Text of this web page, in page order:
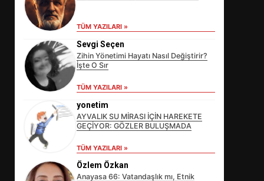
TÜM YAZILARI »
Sevgi Seçen
Zihin Yönetimi Hayatı Nasıl Değiştirir?
İşte O Sır
TÜM YAZILARI »
yonetim
AYVALIK SU MİRASI İÇİN HAREKETE
GEÇİYOR: GÖZLER BULUŞMADA
TÜM YAZILARI »
Özlem Özkan
Anayasa 66: Vatandaşlık mı, Etnik
3
SÜRDÜRÜLEBİLİRLİKTE NE
DEĞİŞECEK?